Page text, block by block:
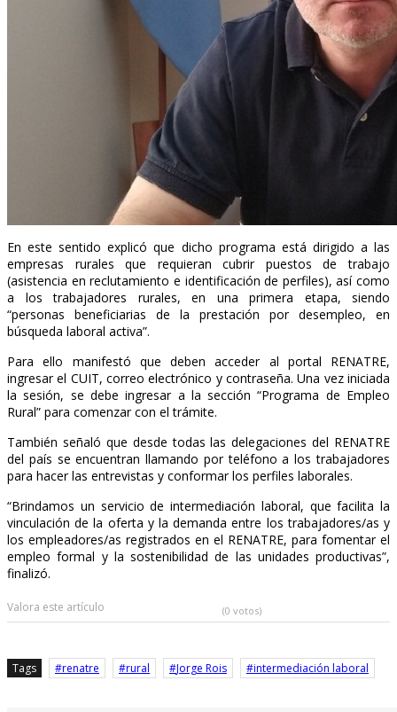
En este sentido explicó que dicho programa está dirigido a las
empresas rurales que requieran cubrir puestos de trabajo
(asistencia en reclutamiento e identificación de perfiles), así como
a los trabajadores rurales, en una primera etapa, siendo
“personas beneficiarias de la prestación por desempleo, en
búsqueda laboral activa”.
Para ello manifestó que deben acceder al portal RENATRE,
ingresar el CUIT, correo electrónico y contraseña. Una vez iniciada
la sesión, se debe ingresar a la sección “Programa de Empleo
Rural” para comenzar con el trámite.
También señaló que desde todas las delegaciones del RENATRE
del país se encuentran llamando por teléfono a los trabajadores
para hacer las entrevistas y conformar los perfiles laborales.
“Brindamos un servicio de intermediación laboral, que facilita la
vinculación de la oferta y la demanda entre los trabajadores/as y
los empleadores/as registrados en el RENATRE, para fomentar el
empleo formal y la sostenibilidad de las unidades productivas”,
finalizó.
Valora este artículo (0 votos)
Tags renatre rural Jorge Rois intermediación laboral